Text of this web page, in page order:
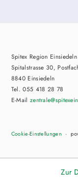
Spitex Region
Spitalstrasse 30,
8840 Einsiedeln
Tel. 055 418 28 78
E-Mail zentrale
Cookie-Einstellungen
Zur